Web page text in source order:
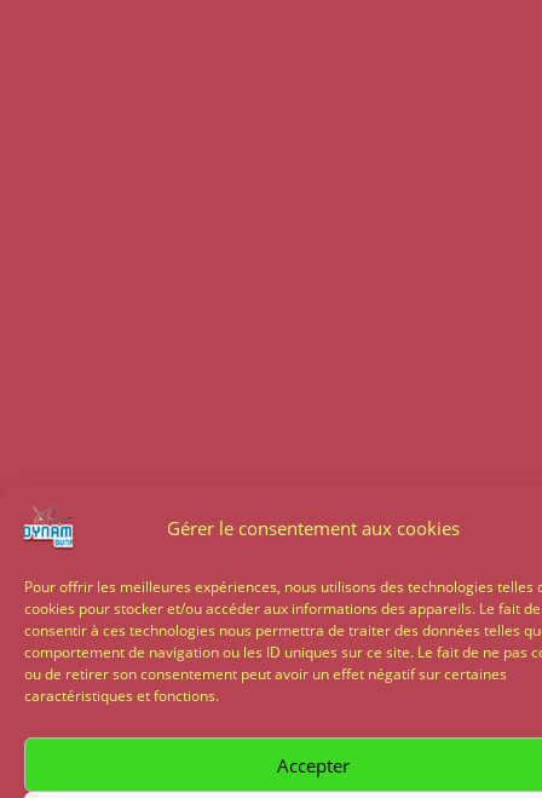
Gérer le consentement aux cookies
Pour offrir les meilleures expériences, nous utilisons des technologies telles
cookies pour stocker et/ou accéder aux informations des appareils. Le fait de
consentir à ces technologies nous permettra de traiter des données telles
comportement de navigation ou les ID uniques sur ce site. Le fait de ne pas
ou de retirer son consentement peut avoir un effet négatif sur certaines
caractéristiques et fonctions.
Accepter